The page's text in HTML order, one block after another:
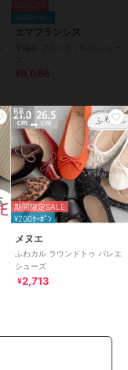
¥888ｸｰﾎﾟﾝ
エマフランシス
¥9,086
PR
期間限定SALE
¥200ｸｰﾎﾟﾝ
メヌエ
ふわカル ラウンドトゥ バレエ
シューズ
¥2,713